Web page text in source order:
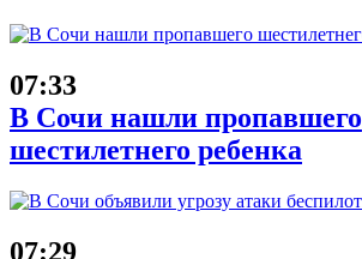
07:33
В Сочи нашли пропавшего
шестилетнего ребенка
07:29